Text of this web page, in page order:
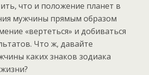
что и положение планет в
мужчины прямым образом
«вертеться» и добиваться
Что ж, давайте
каких знаков зодиака